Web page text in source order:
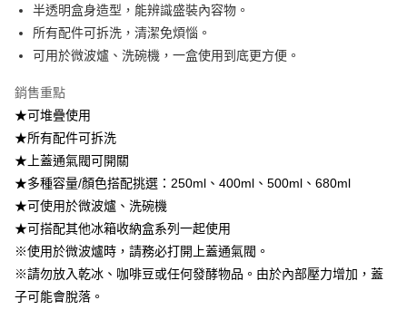
用戶於交易時，得透過本服務購買商品或服務，並由商店將買賣／分期付款
買賣價金債權讓與本公司後，依約使用本公司帳單繳交帳款。
2.基於同意付款使用「大哥付你分期」之契約關係目的，商店將以您的個人
資料（包含姓名、電話或地址）提供予台灣大哥大進項蒐集、處理及利用，
3.完整用戶服務條款，請詳閱以下連結：
每筆NT$100，滿NT$499(含以上)免運費
宅配【父親節大回饋】限時$299免運
半透明盒身造型，能辨識盛裝內容物。
所有配件可拆洗，清潔免煩惱。
可用於微波爐、洗碗機，一盒使用到底更方便。
銷售重點
★可堆疊使用
★所有配件可拆洗
★上蓋通氣閥可開關
★多種容量/顏色搭配挑選：250ml、400ml、500ml、680ml
★可使用於微波爐、洗碗機
★可搭配其他冰箱收納盒系列一起使用
※使用於微波爐時，請務必打開上蓋通氣閥。
※請勿放入乾冰、咖啡豆或任何發酵物品。由於內部壓力增加，蓋
子可能會脫落。